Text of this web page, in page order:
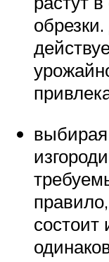
состоит